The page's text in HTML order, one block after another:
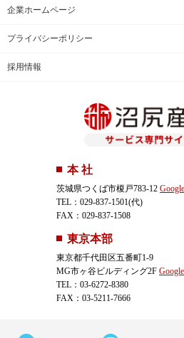
企業ホームページ
プライバシーポリシー
採用情報
本 社
茨城県つくば市榎戸783-12
TEL：029-837-1501(代)
FAX：029-837-1508
東京本部
東京都千代田区五番町1-9
MG市ヶ谷ビルディング2F
TEL：03-6272-8380
FAX：03-5211-7666